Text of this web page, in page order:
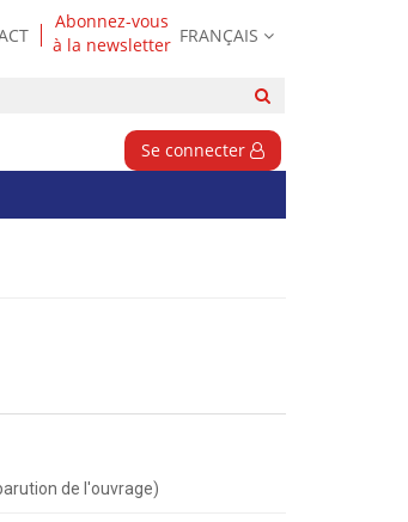
Abonnez-vous
à la newsletter FRANÇAIS
Se connecter
de l'ouvrage)